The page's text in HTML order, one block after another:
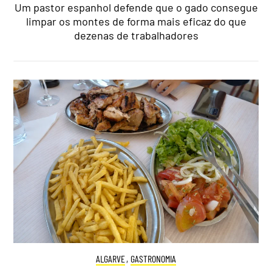
Um pastor espanhol defende que o gado consegue
limpar os montes de forma mais eficaz do que
dezenas de trabalhadores
ALGARVE, GASTRONOMIA